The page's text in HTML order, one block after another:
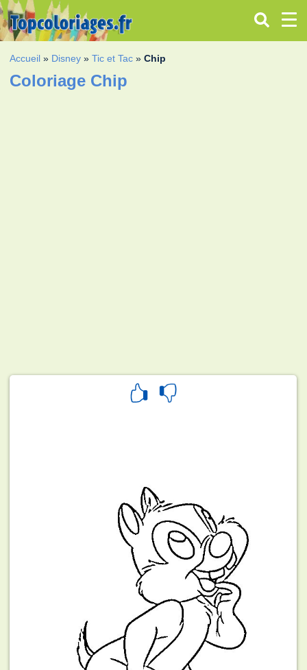
Accueil » Disney »Tic et Tac »Chip
Coloriage Chip